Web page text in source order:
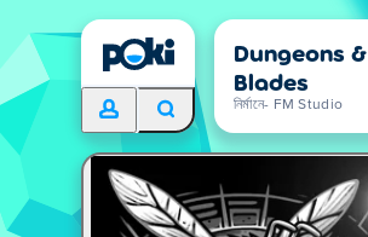
Dungeons &
Blades
নির্মানে- FM Studio